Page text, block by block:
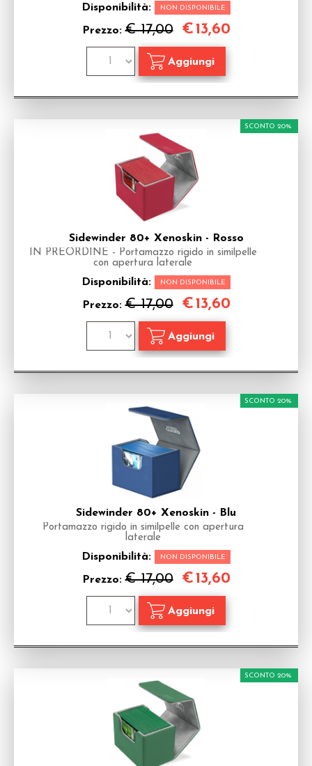
Disponibilità: NON DISPONIBILE
Prezzo:€ 17,00 €13,60
Sidewinder 80+ Xenoskin - Rosso
IN PREORDINE - Portamazzo rigido in similpelle
con apertura laterale
Disponibilità: NON DISPONIBILE
Prezzo:€ 17,00
SCONTO 20%
€13,60
Sidewinder 80+ Xenoskin - Blu
Portamazzo rigido in similpelle con apertura
laterale
Disponibilità: NON DISPONIBILE
Prezzo:€ 17,00
SCONTO 20%
€13,60
SCONTO 20%